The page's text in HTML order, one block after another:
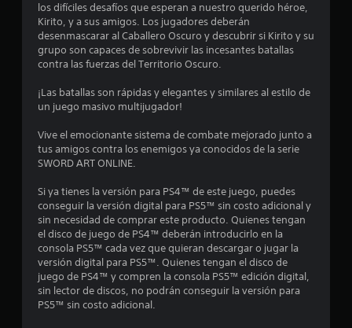
n
t
t
a
l
d
e
2
1
3
los difíciles desafíos que esperan a nuestro querido héroe,
Kirito, y a sus amigos. Los jugadores deberán
desenmascarar al Caballero Oscuro y descubrir si Kirito y su
grupo son capaces de sobrevivir las incesantes batallas
contra las fuerzas del Territorio Oscuro.
¡Las batallas son rápidas y elegantes y similares al estilo de
un juego masivo multijugador!
Vive el emocionante sistema de combate mejorado junto a
tus amigos contra los enemigos ya conocidos de la serie
SWORD ART ONLINE.
Si ya tienes la versión para PS4™ de este juego, puedes
conseguir la versión digital para PS5™ sin costo adicional y
sin necesidad de comprar este producto. Quienes tengan
el disco de juego de PS4™ deberán introducirlo en la
consola PS5™ cada vez que quieran descargar o jugar la
versión digital para PS5™. Quienes tengan el disco de
juego de PS4™ y compren la consola PS5™ edición digital,
sin lector de discos, no podrán conseguir la versión para
PS5™ sin costo adicional.